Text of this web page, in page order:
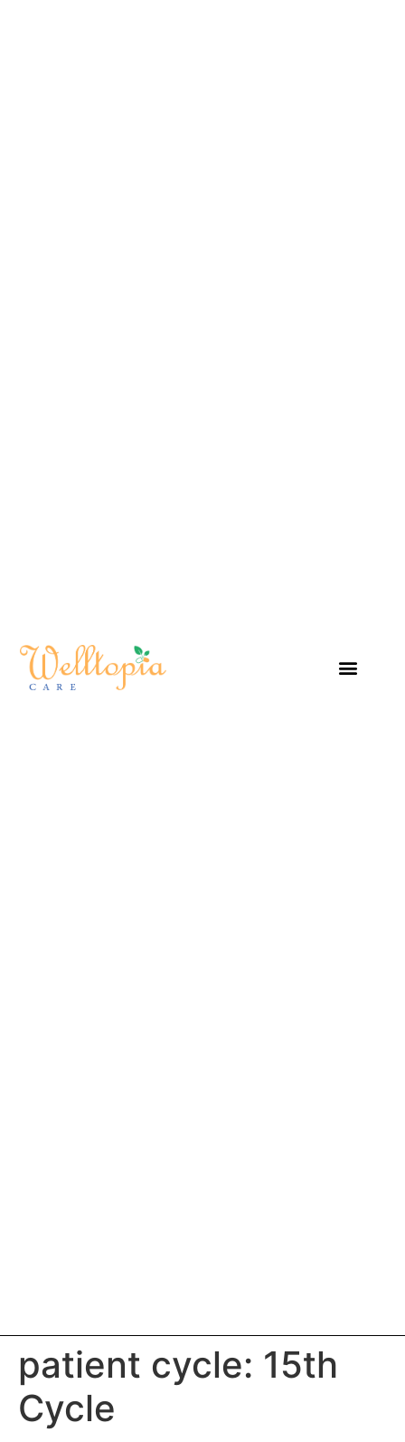
patient cycle: 15th
Cycle